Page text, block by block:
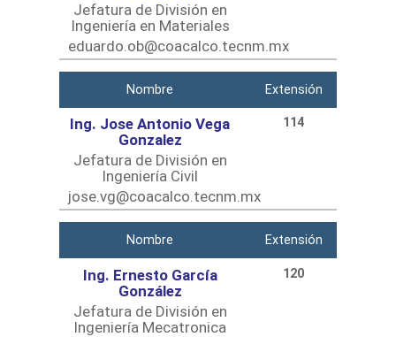
Jefatura de División en
Ingeniería en Materiales
eduardo.ob@coacalco.tecnm.mx
Nombre Extensión
Ing. Jose Antonio Vega
Gonzalez
Jefatura de División en
Ingeniería Civil
jose.vg@coacalco.tecnm.mx
114
Nombre Extensión
Ing. Ernesto García
González
Jefatura de División en
Ingeniería Mecatronica
120